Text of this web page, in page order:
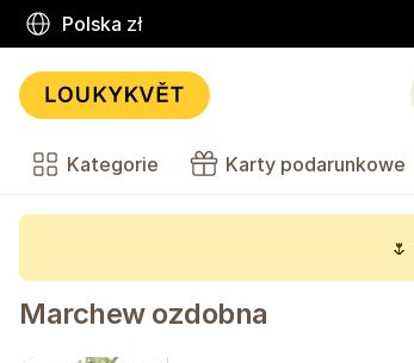
Polska zł
Kategorie Karty podarunkowe
🌷
Marchew ozdobna